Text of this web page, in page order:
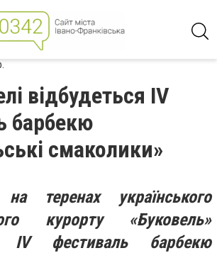
відбудеться IV
барбекю
смаколики»
теренах українського
курорту «Буковель»
IV фестиваль барбекю